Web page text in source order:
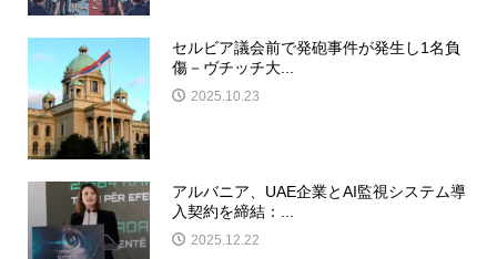
セルビア議会前で発砲事件が発生し1名負
傷－ヴチッチ大...
2025.10.23
アルバニア、UAE企業とAI監視システム導
入契約を締結：...
2025.12.22